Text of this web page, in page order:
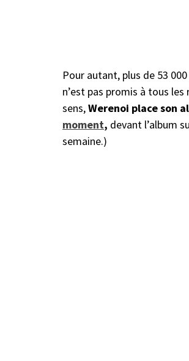
Pour autant, plus de 53
n’est pas promis à tous
sens,Werenoi place son
moment, devant l’album
semaine.)